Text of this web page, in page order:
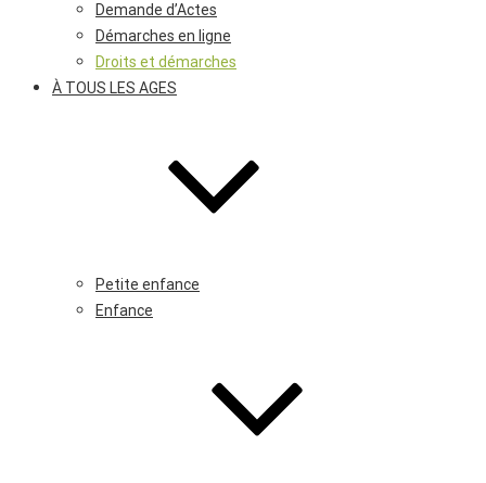
Demande d’Actes
Démarches en ligne
Droits et démarches
À TOUS LES AGES
Petite enfance
Enfance